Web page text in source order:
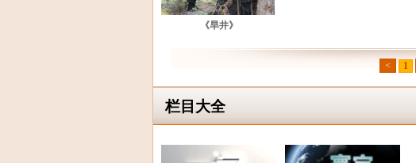
《旱井》
< 1
栏目大全